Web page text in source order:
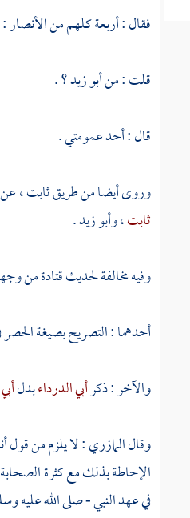
فقال : أربعة كلهم منالأنصار:
قلت : منأبو زيد ؟.
قال : أحد عمومتي .
وروى أيضا من طريقثابت ،عن
ثابت،وأبو زيد.
وفيه مخالفة لحديثقتادةمن
أحدهما : التصريح بصيغة الحصر
والآخر : ذكرأبي الدرداءبدل
وقالالمازري: لا يلزم من قول
الإحاطة بذلك مع كثرة
في عهد النبي - صلى الله عليه